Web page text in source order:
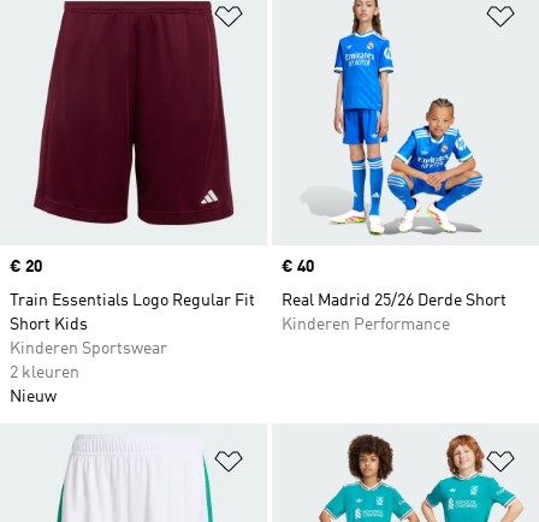
Op verlanglijst zetten
Price
€ 20
Train Essentials Logo Regular Fit
Short Kids
Kinderen Sportswear
2 kleuren
Nieuw
Price
€ 40
Real Madrid 25/26 Derde Short
Kinderen Performance
Op verlanglijst zetten